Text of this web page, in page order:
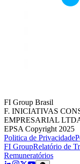
FI Group Brasil
F. INICIATIVAS
EMPRESARIAL
EPSA Copyright 2025
Politica de Privacidade
FI GroupRelatório de
Remuneratórios